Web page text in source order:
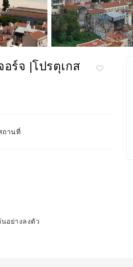
ร์จ |โปรตุเกส
ถานที่
อย่างลงตัว